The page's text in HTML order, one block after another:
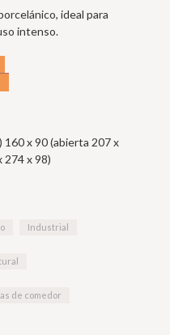
ideal para
intenso.
160 x 90 (abierta 207 x
274 x 98)
Industrial
de comedor